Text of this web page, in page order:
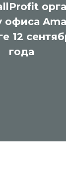
офиса
12
года